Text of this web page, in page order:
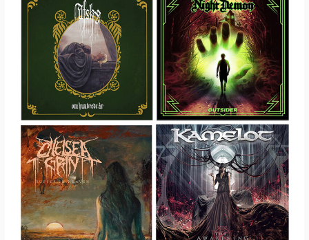
d’albums
suggestions
musicales
semaine
17
Mars
2023